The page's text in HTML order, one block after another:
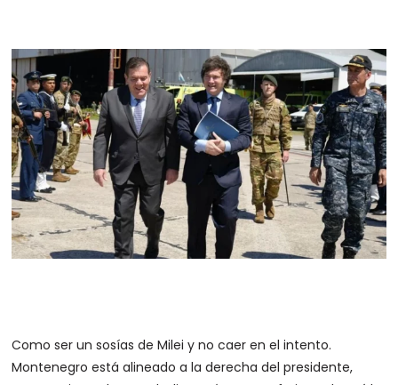
Como ser un sosías de Milei y no caer en el intento.
Montenegro está alineado a la derecha del presidente,